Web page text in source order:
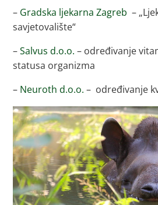
– Gradska ljekarna Zagreb –
savjetovalište“
–Salvus d.o.o.– određivanje
statusa organizma
– Neuroth d.o.o. – određivanje